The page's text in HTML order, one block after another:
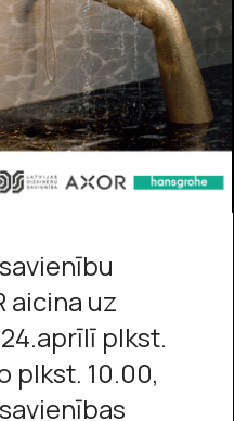
aicina uz
plkst.
plkst. 10.00,